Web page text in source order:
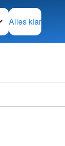
Alles klar